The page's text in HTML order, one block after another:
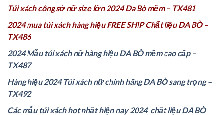
Túi xách công sở nữ size lớn 2024 Da Bò mềm – TX481
2024 mua túi xách hàng hiệu FREE SHIP Chất liệu DA BÒ –
TX486
2024 Mẫu túi xách nữ hàng hiệu DA BÒ mềm cao cấp –
TX487
Hàng hiệu 2024 Túi xách nữ chính hãng DA BÒ sang trọng –
TX492
Các mẫu túi xách hot nhất hiện nay2024 chất liệu DA BÒ